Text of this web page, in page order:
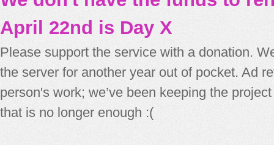
April 22nd is Day X
Please support the service with a donation.
the server for another year out of pocket. Ad
person's work; we’ve been keeping the
that is no longer enough :(